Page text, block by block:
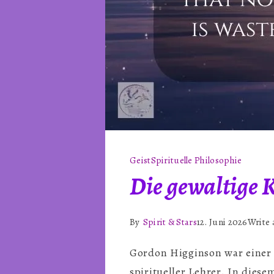
GeistSpirituelle Philosophie
Die gewaltige
By Spirit & Stars12. Juni 2026Write
Gordon Higginson war